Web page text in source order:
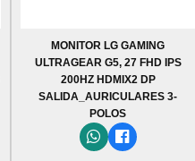
MONITOR LG GAMING
ULTRAGEAR G5, 27 FHD IPS
200HZ HDMIX2 DP
SALIDA_AURICULARES 3-
POLOS